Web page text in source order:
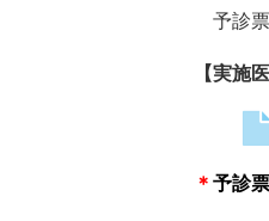
予診
【実施
＊ 予診